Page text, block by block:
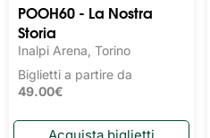
POOH60 - La Nostra
Storia
Inalpi Arena, Torino
Biglietti a partire da
49.00€